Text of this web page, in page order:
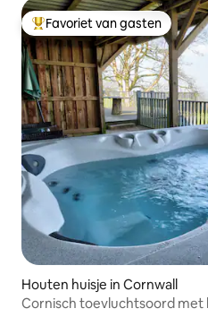
Topfavoriet van gasten
Favoriet van gasten
Houten huisje in Cornwall
Cornisch toevluchtsoord